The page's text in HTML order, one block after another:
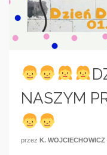
NASZYM
przez K. WOJCIECHOWICZ